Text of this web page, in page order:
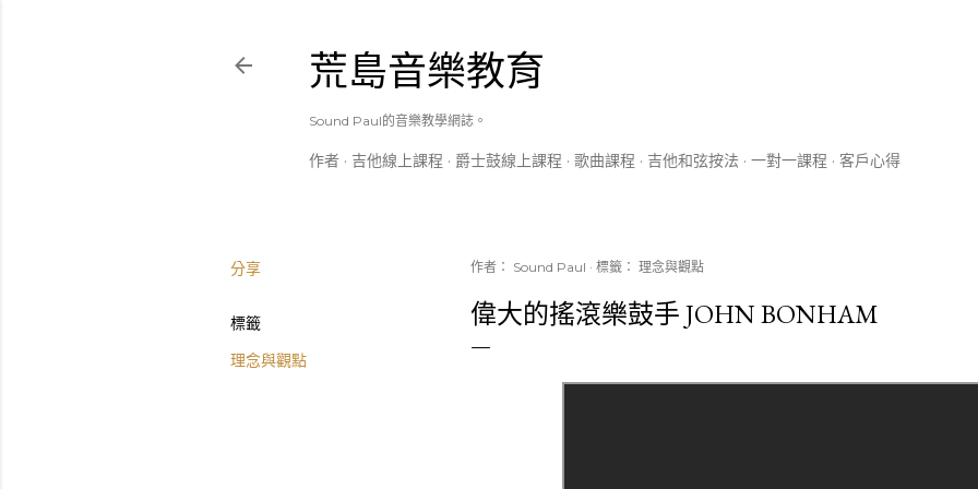
荒島音樂教育
Sound Paul的音樂教學網誌。
作者 吉他線上課程 爵士鼓線上課程 歌曲課程 吉他和弦按法 一對一課程 客戶心得
分享
標籤
理念與觀點
作者： Sound Paul 標籤： 理念與觀點
偉大的搖滾樂鼓手 JOHN BONHAM